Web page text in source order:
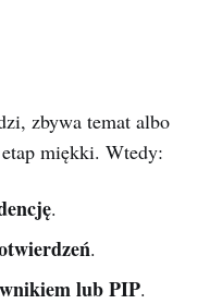
zbywa temat albo
miękki. Wtedy:
.
.
lub PIP.